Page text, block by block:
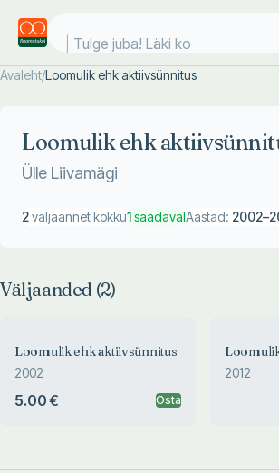
Tulge juba! Läki koo
Avaleht/Loomulik ehk aktiivsünnitus
Loomulik ehk
Ülle Liivamägi
2väljaannet kokku1saadavalAastad: 2002–
Väljaanded (2)
Loomulik ehk aktiivsünnitus
2002
5.00 € Osta
2012